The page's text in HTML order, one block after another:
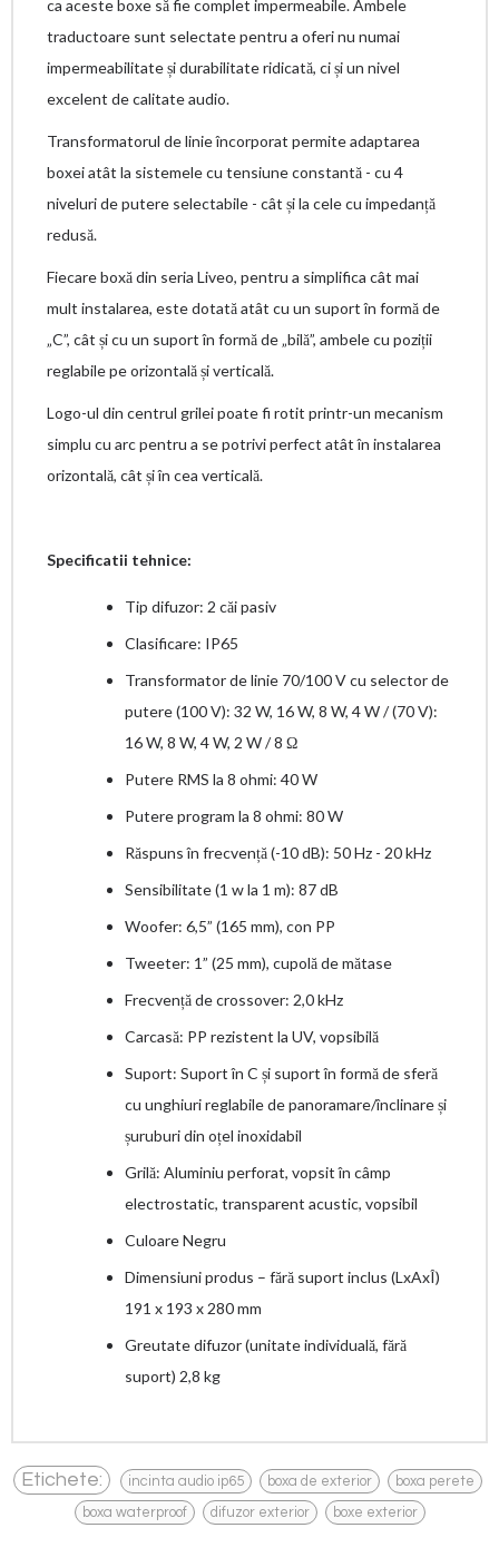
ca aceste boxe să fie complet impermeabile. Ambele
traductoare sunt selectate pentru a oferi nu numai
impermeabilitate și durabilitate ridicată, ci și un nivel
excelent de calitate audio.
Transformatorul de linie încorporat permite adaptarea
boxei atât la sistemele cu tensiune constantă - cu 4
niveluri de putere selectabile - cât și la cele cu impedanță
redusă.
Fiecare boxă din seria Liveo, pentru a simplifica cât mai
mult instalarea, este dotată atât cu un suport în formă de
„C”, cât și cu un suport în formă de „bilă”, ambele cu poziții
reglabile pe orizontală și verticală.
Logo-ul din centrul grilei poate fi rotit printr-un mecanism
simplu cu arc pentru a se potrivi perfect atât în ​​instalarea
orizontală, cât și în cea verticală.
Specificatii tehnice:
Tip difuzor: 2 căi pasiv
Clasificare: IP65
Transformator de linie 70/100 V cu selector de
putere (100 V): 32 W, 16 W, 8 W, 4 W / (70 V):
16 W, 8 W, 4 W, 2 W / 8 Ω
Putere RMS la 8 ohmi: 40 W
Putere program la 8 ohmi: 80 W
Răspuns în frecvență (-10 dB): 50 Hz - 20 kHz
Sensibilitate (1 w la 1 m): 87 dB
Woofer: 6,5” (165 mm), con PP
Tweeter: 1” (25 mm), cupolă de mătase
Frecvență de crossover: 2,0 kHz
Carcasă: PP rezistent la UV, vopsibilă
Suport: Suport în C și suport în formă de sferă
cu unghiuri reglabile de panoramare/înclinare și
șuruburi din oțel inoxidabil
Grilă: Aluminiu perforat, vopsit în câmp
electrostatic, transparent acustic, vopsibil
Culoare Negru
Dimensiuni produs – fără suport inclus (LxAxÎ)
191 x 193 x 280 mm
Greutate difuzor (unitate individuală, fără
suport) 2,8 kg
Etichete: incinta audio ip65 boxa de exterior boxa perete
boxa waterproof , difuzor exterior , boxe exterior